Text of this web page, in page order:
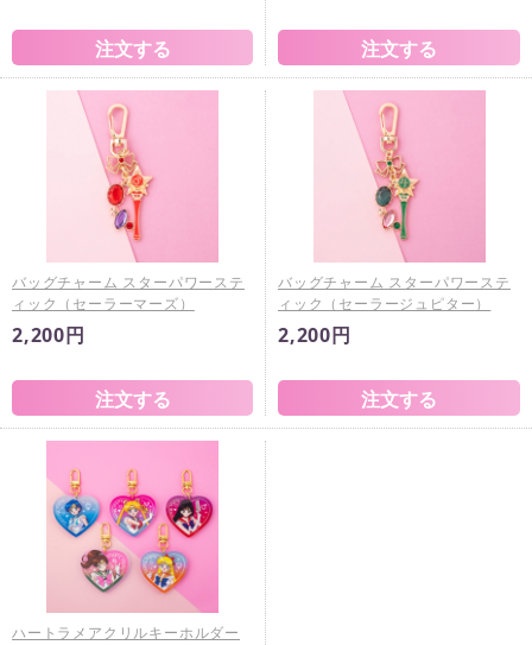
バッグチャーム スターパワーステ
ィック（セーラーマーズ）
2,200円
バッグチャーム スターパワーステ
ィック（セーラージュピター）
2,200円
ハートラメアクリルキーホルダー